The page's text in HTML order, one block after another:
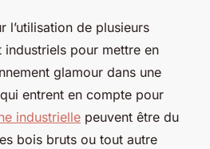
l’utilisation de plusieurs
industriels pour mettre en
glamour dans une
entrent en compte pour
industrielle peuvent être du
bois bruts ou tout autre